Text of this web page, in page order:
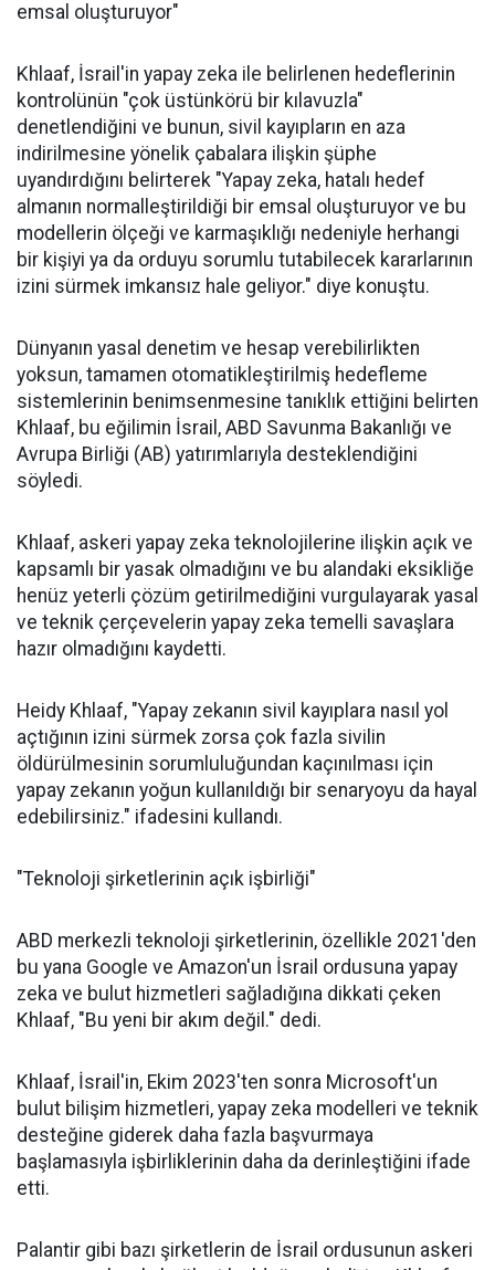
emsal oluşturuyor"
Khlaaf, İsrail'in yapay zeka ile belirlenen hedeflerinin
kontrolünün "çok üstünkörü bir kılavuzla"
denetlendiğini ve bunun, sivil kayıpların en aza
indirilmesine yönelik çabalara ilişkin şüphe
uyandırdığını belirterek "Yapay zeka, hatalı hedef
almanın normalleştirildiği bir emsal oluşturuyor ve bu
modellerin ölçeği ve karmaşıklığı nedeniyle herhangi
bir kişiyi ya da orduyu sorumlu tutabilecek kararlarının
izini sürmek imkansız hale geliyor." diye konuştu.
Dünyanın yasal denetim ve hesap verebilirlikten
yoksun, tamamen otomatikleştirilmiş hedefleme
sistemlerinin benimsenmesine tanıklık ettiğini belirten
Khlaaf, bu eğilimin İsrail, ABD Savunma Bakanlığı ve
Avrupa Birliği (AB) yatırımlarıyla desteklendiğini
söyledi.
Khlaaf, askeri yapay zeka teknolojilerine ilişkin açık ve
kapsamlı bir yasak olmadığını ve bu alandaki eksikliğe
henüz yeterli çözüm getirilmediğini vurgulayarak yasal
ve teknik çerçevelerin yapay zeka temelli savaşlara
hazır olmadığını kaydetti.
Heidy Khlaaf, "Yapay zekanın sivil kayıplara nasıl yol
açtığının izini sürmek zorsa çok fazla sivilin
öldürülmesinin sorumluluğundan kaçınılması için
yapay zekanın yoğun kullanıldığı bir senaryoyu da hayal
edebilirsiniz." ifadesini kullandı.
"Teknoloji şirketlerinin açık işbirliği"
ABD merkezli teknoloji şirketlerinin, özellikle 2021'den
bu yana Google ve Amazon'un İsrail ordusuna yapay
zeka ve bulut hizmetleri sağladığına dikkati çeken
Khlaaf, "Bu yeni bir akım değil." dedi.
Khlaaf, İsrail'in, Ekim 2023'ten sonra Microsoft'un
bulut bilişim hizmetleri, yapay zeka modelleri ve teknik
desteğine giderek daha fazla başvurmaya
başlamasıyla işbirliklerinin daha da derinleştiğini ifade
etti.
Palantir gibi bazı şirketlerin de İsrail ordusunun askeri